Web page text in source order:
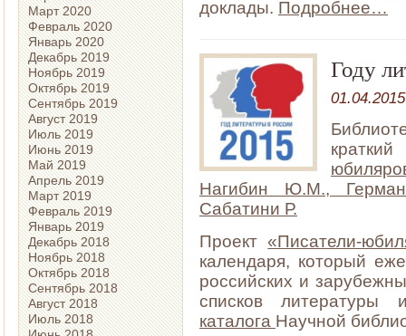
Март 2020
Февраль 2020
Январь 2020
Декабрь 2019
Ноябрь 2019
Октябрь 2019
Сентябрь 2019
Август 2019
Июль 2019
Июнь 2019
Май 2019
Апрель 2019
Март 2019
Февраль 2019
Январь 2019
Декабрь 2018
Ноябрь 2018
Октябрь 2018
Сентябрь 2018
Август 2018
Июль 2018
доклады. Подробнее…
Году
01.04.2015
Нагибин Ю.М.,
Сабатини Р.
Проект «Писатели-
календаря, который
российских и
списков литературы
каталога Научной